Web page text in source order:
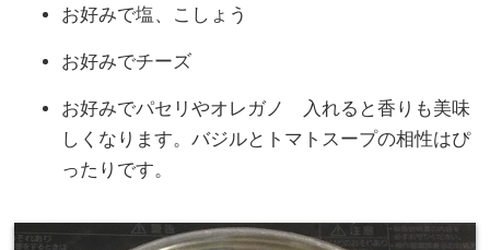
お好みで塩、こしょう
お好みでチーズ
お好みでパセリやオレガノ 入れると香りも美味
しくなります。バジルとトマトスープの相性はぴ
ったりです。